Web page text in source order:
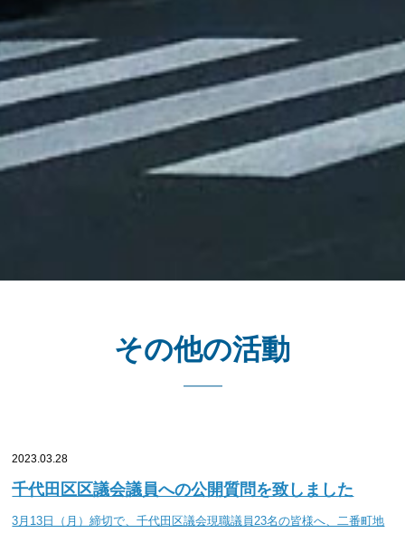
その他の活動
2023.03.28
千代田区区議会議員への公開質問を致しました
3月13日（月）締切で、千代田区議会現職議員23名の皆様へ、二番町地